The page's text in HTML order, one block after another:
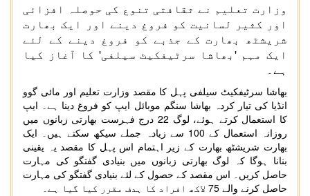
وزارت تعلیم نے ثقافتی تنوع کی حوصلہ افزائی
اور کثیر لسانیت کو فروغ دینے اور ایک بھارت
شریشٹھ بھارت کے جذبے کو فروغ دینے کے لئے
ایک مہم 'بھاشا سرٹیفکیٹ سیلفی' کا آغاز کیا
ہے۔
بھاشا سرٹیفکیٹ سیلفی پہل کا مقصد وزارت تعلیم اور مائی گوو
انڈیا کی تیار کردہ بھاشا سنگم موبائل ایپ کو فروغ دینا ہے۔ ایپ
کا استعمال کرتے ہوئے، لوگ 22 درج فہرست بھارتی زبانوں میں
روزانہ استعمال کے 100 سے زیادہ جملے سیکھ سکتے ہیں۔ ایک
بھارت شریشٹھ بھارت کے زیر اہتمام اس پہل کا مقصد یہ یقینی
بنانا ہوگا کہ لوگ بھارتی زبانوں میں بنیادی گفتگو کی مہارت
حاصل کریں۔ اس مقصد کے حصول کے لئے بنیادی گفتگو کی مہارت
حاصل کرنے والے 75 لاکھ افراد کا ہدف مقرر کیا گیا ہے۔